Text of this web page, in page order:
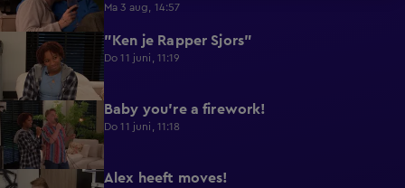
Ma 3 aug, 14:57
0:49 "Ken je Rapper Sjors"
Do 11 juni, 11:19
0:39 Baby you're a firework!
Do 11 juni, 11:18
0:43 Alex heeft moves!